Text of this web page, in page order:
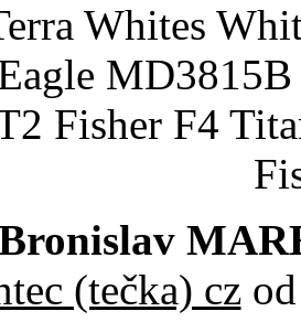
Whites
Fisher F4
(tečka) czod